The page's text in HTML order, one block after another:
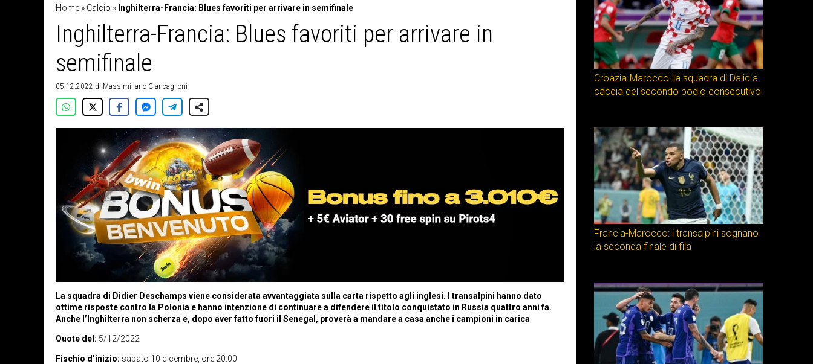
Home » Calcio » Inghilterra-Francia: Blues favoriti per arrivare in semifinale
Inghilterra-Francia: Blues favoriti per arrivare in
semifinale
05.12.2022 di Massimiliano Ciancaglioni
La squadra di Didier Deschamps viene considerata avvantaggiata sulla carta rispetto agli inglesi. I transalpini hanno dato
ottime risposte contro la Polonia e hanno intenzione di continuare a difendere il titolo conquistato in Russia quattro anni fa.
Anche l’Inghilterra non scherza e, dopo aver fatto fuori il Senegal, proverà a mandare a casa anche i campioni in carica
Quote del: 5/12/2022
Fischio d’inizio: sabato 10 dicembre, ore 20.00
Croazia-Marocco: la squadra di Dalic a
caccia del secondo podio consecutivo
Francia-Marocco: i transalpini sognano
la seconda finale di fila